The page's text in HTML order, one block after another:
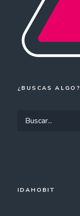
¿BUSCAS ALGO?
IDAHOBIT